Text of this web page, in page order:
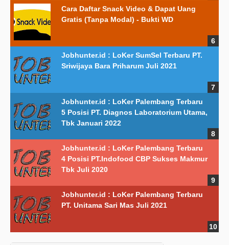
Cara Daftar Snack Video & Dapat Uang
Gratis (Tanpa Modal) - Bukti WD
Jobhunter.id : LoKer SumSel Terbaru PT.
Sriwijaya Bara Priharum Juli 2021
Jobhunter.id : LoKer Palembang Terbaru
5 Posisi PT. Diagnos Laboratorium Utama,
Tbk Januari 2022
Jobhunter.id : LoKer Palembang Terbaru
4 Posisi PT.Indofood CBP Sukses Makmur
Tbk Juli 2020
Jobhunter.id : LoKer Palembang Terbaru
PT. Unitama Sari Mas Juli 2021